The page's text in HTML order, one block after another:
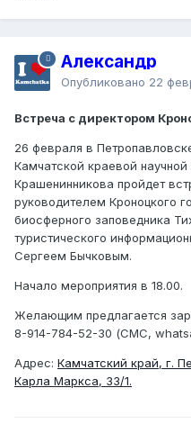
Александр
Опубликовано 22
Встреча с директором
26 февраля в
Камчатской краевой
Крашенинникова пройдет
руководителем Кроноцкого
биосферного заповедника
туристического
Сергеем Бычковым.
Начало мероприятия в 18.00.
Желающим предлагается
8-914-784-52-30 (СМС,
Адрес: Камчатский край, г.
Карла Маркса, 33/1.